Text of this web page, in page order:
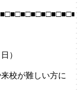
）
校が難しい方に